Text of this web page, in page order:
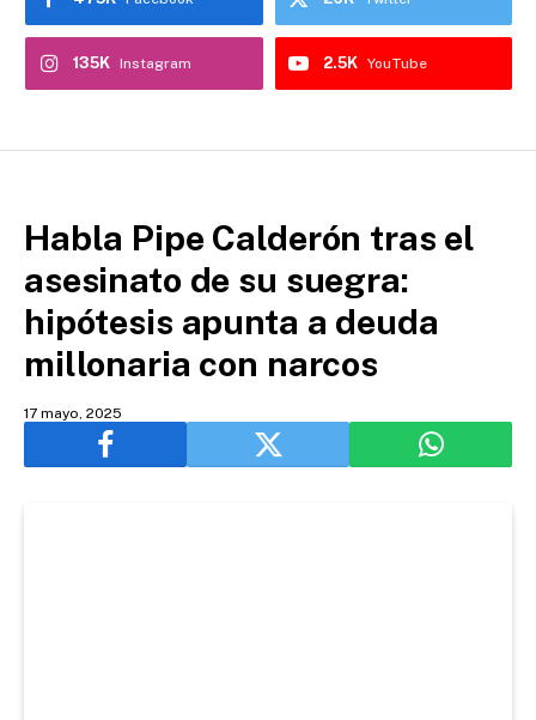
Instagram
135K YouTube
2.5K
Habla Pipe Calderón tras el
asesinato de su suegra:
hipótesis apunta a deuda
millonaria con narcos
17 mayo, 2025